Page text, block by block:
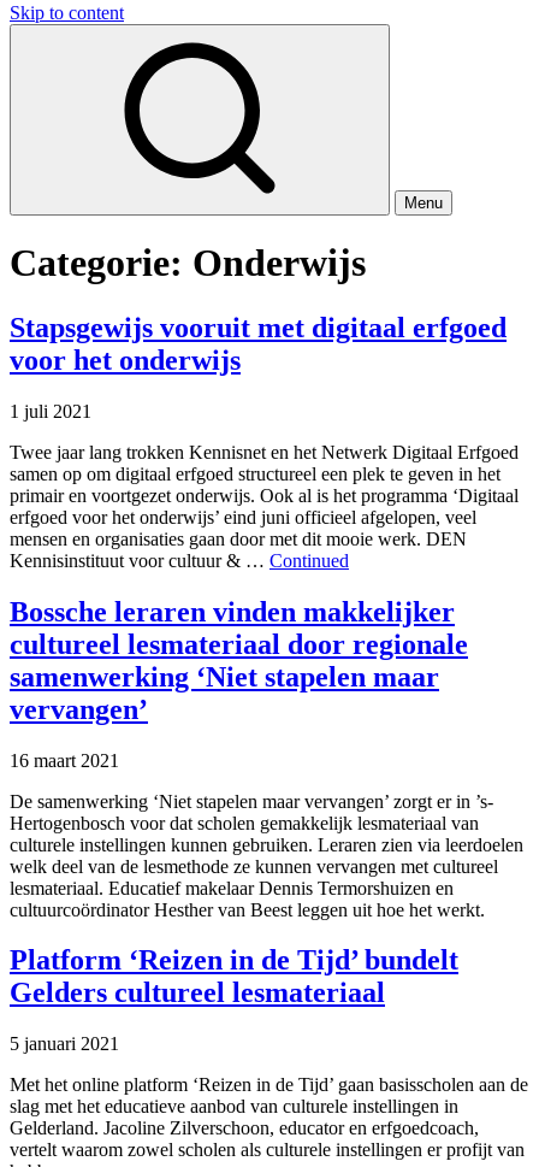
Skip to content
Menu
Categorie: Onderwijs
Stapsgewijs vooruit met digitaal erfgoed
voor het onderwijs
1 juli 2021
Twee jaar lang trokken Kennisnet en het Netwerk Digitaal Erfgoed
samen op om digitaal erfgoed structureel een plek te geven in het
primair en voortgezet onderwijs. Ook al is het programma ‘Digitaal
erfgoed voor het onderwijs’ eind juni officieel afgelopen, veel
mensen en organisaties gaan door met dit mooie werk. DEN
Kennisinstituut voor cultuur & … Continued
Bossche leraren vinden makkelijker
cultureel lesmateriaal door regionale
samenwerking ‘Niet stapelen maar
vervangen’
16 maart 2021
De samenwerking ‘Niet stapelen maar vervangen’ zorgt er in ’s-
Hertogenbosch voor dat scholen gemakkelijk lesmateriaal van
culturele instellingen kunnen gebruiken. Leraren zien via leerdoelen
welk deel van de lesmethode ze kunnen vervangen met cultureel
lesmateriaal. Educatief makelaar Dennis Termorshuizen en
cultuurcoördinator Hesther van Beest leggen uit hoe het werkt.
Platform ‘Reizen in de Tijd’ bundelt
Gelders cultureel lesmateriaal
5 januari 2021
Met het online platform ‘Reizen in de Tijd’ gaan basisscholen aan de
slag met het educatieve aanbod van culturele instellingen in
Gelderland. Jacoline Zilverschoon, educator en erfgoedcoach,
vertelt waarom zowel scholen als culturele instellingen er profijt van